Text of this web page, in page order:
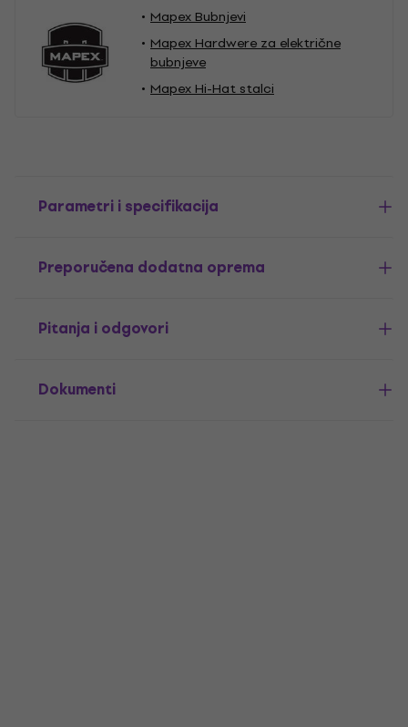
Mapex Bubnjevi
Mapex Hardwere za električne
bubnjeve
Mapex Hi-Hat stalci
Parametri i specifikacija
Preporučena dodatna oprema
Pitanja i odgovori
Dokumenti